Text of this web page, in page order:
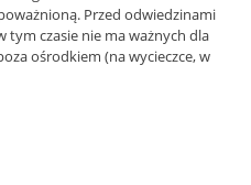
Przed odwiedzinami
tym czasie nie ma ważnych dla
ośrodkiem (na wycieczce, w